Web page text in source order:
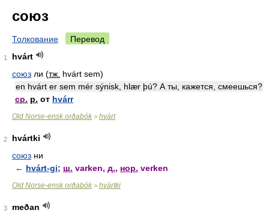
союз
Толкование Перевод
1
hvárt
союз ли (тж. hvárt sem)
en hvárt er sem mér sýnisk, hlær þú? А ты, кажется, смеешься?
ср. р. от hvárr
Old Norse-ensk orðabók > hvárt
2
hvártki
союз ни
← hvárt-gi; ш. varken, д., нор. verken
Old Norse-ensk orðabók > hvártki
3
meðan